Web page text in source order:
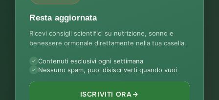
Resta aggiornata
Ricevi consigli scientifici su nutrizione, sonno e
benessere ormonale direttamente nella tua casella.
Contenuti esclusivi ogni settimana
Nessuno spam, puoi disiscriverti quando vuoi
ISCRIVITI ORA